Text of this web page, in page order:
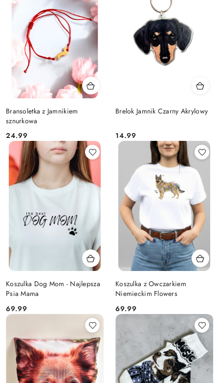
Bransoletka z Jamnikiem
sznurkowa
Cena:
24.99
Brelok Jamnik Czarny Akrylowy
Cena:
14.99
Koszulka Dog Mom - Najlepsza
Psia Mama
Cena:
69.99
Koszulka z Owczarkiem
Niemieckim Flowers
Cena:
69.99